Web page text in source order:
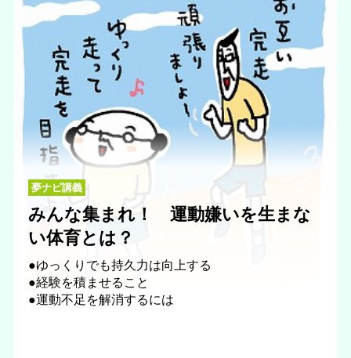
夢ナビ講義
みんな集まれ！ 運動嫌いを生まな
い体育とは？
●ゆっくりでも持久力は向上する
●経験を積ませること
●運動不足を解消するには